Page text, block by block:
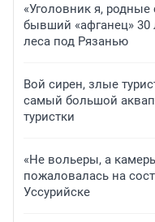
«Уголовник я,
бывший «афганец» 30
леса под Рязанью
Вой сирен, злые
самый большой
туристки
«Не вольеры, а
пожаловалась на
Уссурийске